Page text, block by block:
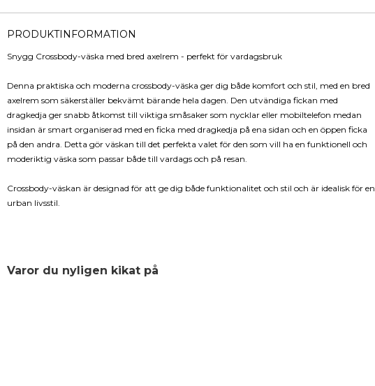
PRODUKTINFORMATION
Snygg Crossbody-väska med bred axelrem - perfekt för vardagsbruk
Denna praktiska och moderna crossbody-väska ger dig både komfort och stil, med en bred
axelrem som säkerställer bekvämt bärande hela dagen. Den utvändiga fickan med
dragkedja ger snabb åtkomst till viktiga småsaker som nycklar eller mobiltelefon medan
insidan är smart organiserad med en ficka med dragkedja på ena sidan och en öppen ficka
på den andra. Detta gör väskan till det perfekta valet för den som vill ha en funktionell och
moderiktig väska som passar både till vardags och på resan.
Crossbody-väskan är designad för att ge dig både funktionalitet och stil och är idealisk för en
urban livsstil.
Varor du nyligen kikat på